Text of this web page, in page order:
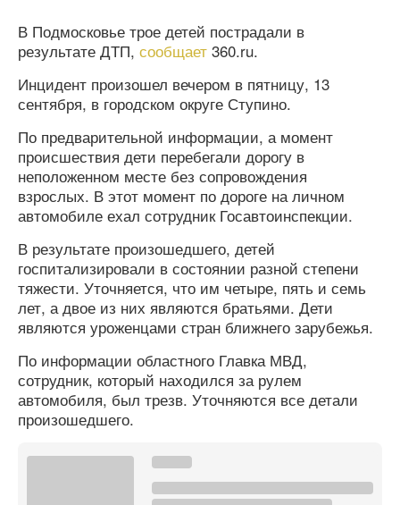
В Подмосковье трое детей пострадали в
результате ДТП, сообщает 360.ru.
Инцидент произошел вечером в пятницу, 13
сентября, в городском округе Ступино.
По предварительной информации, а момент
происшествия дети перебегали дорогу в
неположенном месте без сопровождения
взрослых. В этот момент по дороге на личном
автомобиле ехал сотрудник Госавтоинспекции.
В результате произошедшего, детей
госпитализировали в состоянии разной степени
тяжести. Уточняется, что им четыре, пять и семь
лет, а двое из них являются братьями. Дети
являются уроженцами стран ближнего зарубежья.
По информации областного Главка МВД,
сотрудник, который находился за рулем
автомобиля, был трезв. Уточняются все детали
произошедшего.